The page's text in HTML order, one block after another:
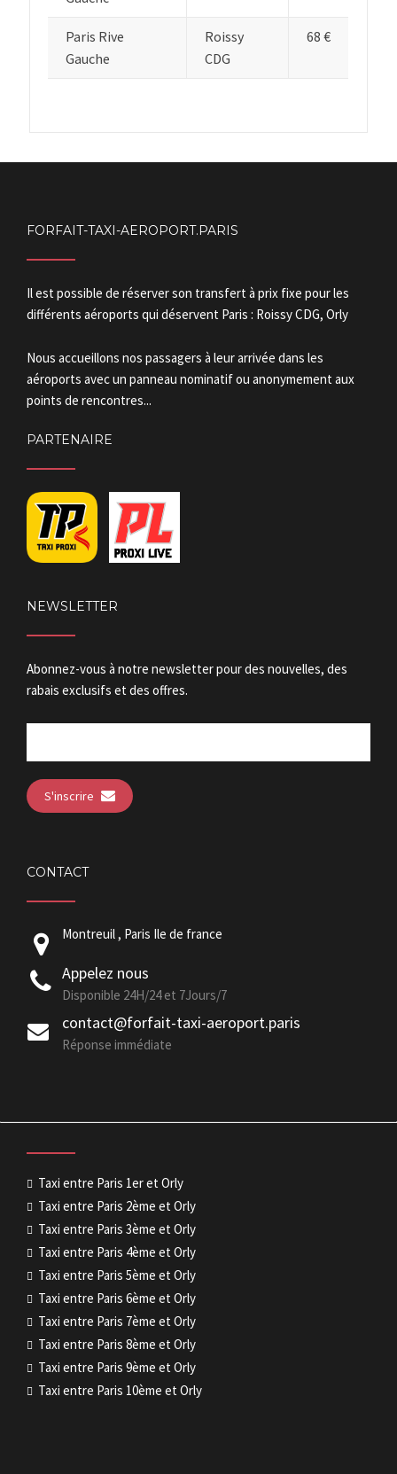
Paris Rive
Gauche
Roissy
CDG
68 €
FORFAIT-TAXI-AEROPORT.PARIS
Il est possible de réserver son transfert à prix fixe pour les
différents aéroports qui déservent Paris : Roissy CDG, Orly
Nous accueillons nos passagers à leur arrivée dans les
aéroports avec un panneau nominatif ou anonymement aux
points de rencontres...
PARTENAIRE
NEWSLETTER
Abonnez-vous à notre newsletter pour des nouvelles, des
rabais exclusifs et des offres.
S'inscrire
CONTACT
Montreuil , Paris Ile de france
Appelez nous
Disponible 24H/24 et 7Jours/7
contact@forfait-taxi-aeroport.paris
Réponse immédiate
Taxi entre Paris 1er et Orly
Taxi entre Paris 2ème et Orly
Taxi entre Paris 3ème et Orly
Taxi entre Paris 4ème et Orly
Taxi entre Paris 5ème et Orly
Taxi entre Paris 6ème et Orly
Taxi entre Paris 7ème et Orly
Taxi entre Paris 8ème et Orly
Taxi entre Paris 9ème et Orly
Taxi entre Paris 10ème et Orly